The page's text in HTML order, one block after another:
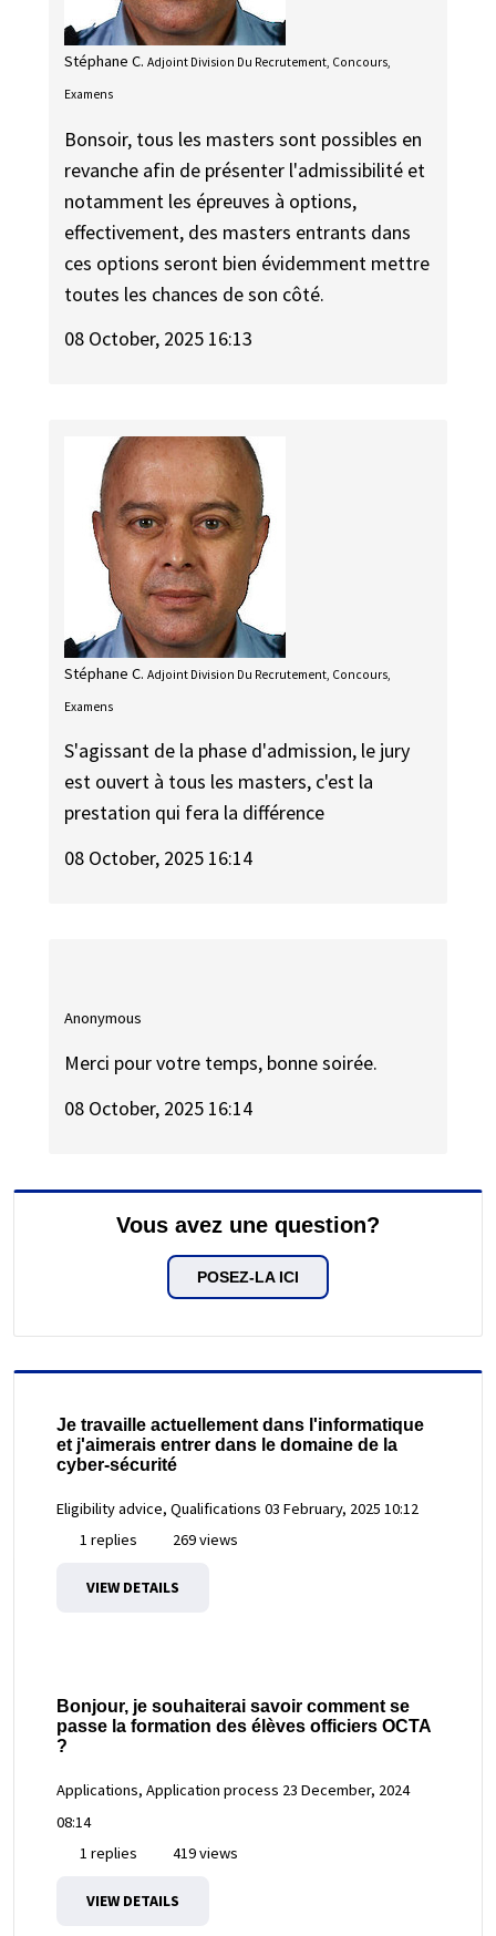
Stéphane C. Adjoint Division Du Recrutement, Concours,
Examens
Bonsoir, tous les masters sont possibles en
revanche afin de présenter l'admissibilité et
notamment les épreuves à options,
effectivement, des masters entrants dans
ces options seront bien évidemment mettre
toutes les chances de son côté.
08 October, 2025 16:13
Stéphane C. Adjoint Division Du Recrutement, Concours,
Examens
S'agissant de la phase d'admission, le jury
est ouvert à tous les masters, c'est la
prestation qui fera la différence
08 October, 2025 16:14
Anonymous
Merci pour votre temps, bonne soirée.
08 October, 2025 16:14
Vous avez une question?
POSEZ-LA ICI
Je travaille actuellement dans l'informatique
et j'aimerais entrer dans le domaine de la
cyber-sécurité
Eligibility advice, Qualifications 03 February, 2025 10:12
1 replies
269 views
VIEW DETAILS
Bonjour, je souhaiterai savoir comment se
passe la formation des élèves officiers OCTA
?
Applications, Application process 23 December, 2024
08:14
1 replies
419 views
VIEW DETAILS